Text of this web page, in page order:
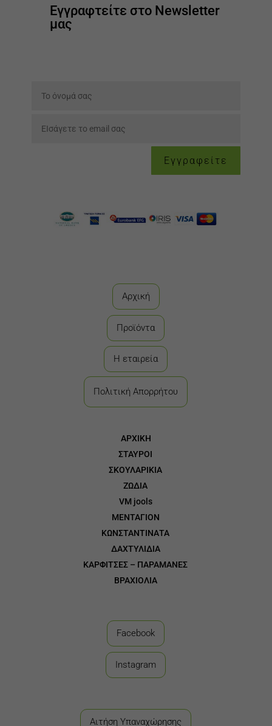
Εγγραφτείτε στο Newsletter
μας
Εγγραφείτε
Αρχική
Προϊόντα
Η εταιρεία
Πολιτική Απορρήτου
ΑΡΧΙΚΗ
ΣΤΑΥΡΟΙ
ΣΚΟΥΛΑΡΙΚΙΑ
ΖΩΔΙΑ
VM jools
ΜΕΝΤΑΓΙΟΝ
ΚΩΝΣΤΑΝΤΙΝΑΤΑ
ΔΑΧΤΥΛΙΔΙΑ
ΚΑΡΦΙΤΣΕΣ – ΠΑΡΑΜΑΝΕΣ
ΒΡΑΧΙΟΛΙΑ
Facebook
Instagram
Αιτήση Υπαναχώρησης